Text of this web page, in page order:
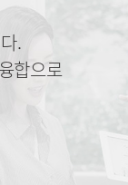
.
합으로